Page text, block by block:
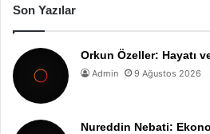
Son Yazılar
Orkun Özeller: Hayatı
Admin 9 Ağustos 2026
Nureddin Nebati: